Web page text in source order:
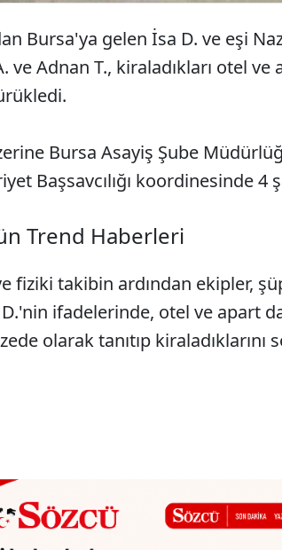
Bursa'ya gelen İsa D. ve eşi
ve Adnan T., kiraladıkları otel
Bursa Asayiş Şube
Başsavcılığı koordinesinde 4
Trend Haberleri
DAKİKA
fiziki takibin ardından ekipler,
ifadelerinde, otel ve apart
olarak tanıtıp